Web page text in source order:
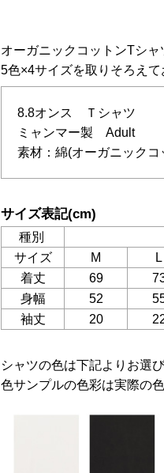
オーガニックコットンTシャ
5色×4サイズを取りそろえて
8.8オンス Ｔシャツ
ミャンマー製 Adult
素材：綿(オーガニックコ
サイズ表記(cm)
種別
サイズ
M L
着丈
69
身幅
52
袖丈
20
シャツの色は下記よりお選び
色サンプルの色彩は実際の